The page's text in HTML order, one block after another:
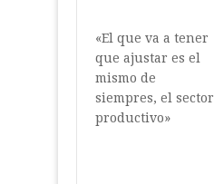
«El que va a tener
que ajustar es el
mismo de
siempres, el sector
productivo»